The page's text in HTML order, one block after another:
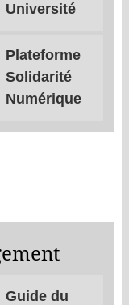
Université
Plateforme
Solidarité
Numérique
Guide du